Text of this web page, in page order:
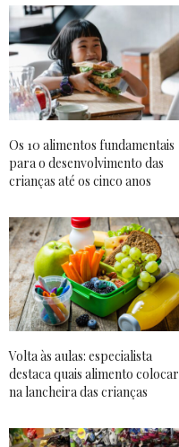
Os 10 alimentos fundamentais
para o desenvolvimento das
crianças até os cinco anos
Volta às aulas: especialista
destaca quais alimento colocar
na lancheira das crianças